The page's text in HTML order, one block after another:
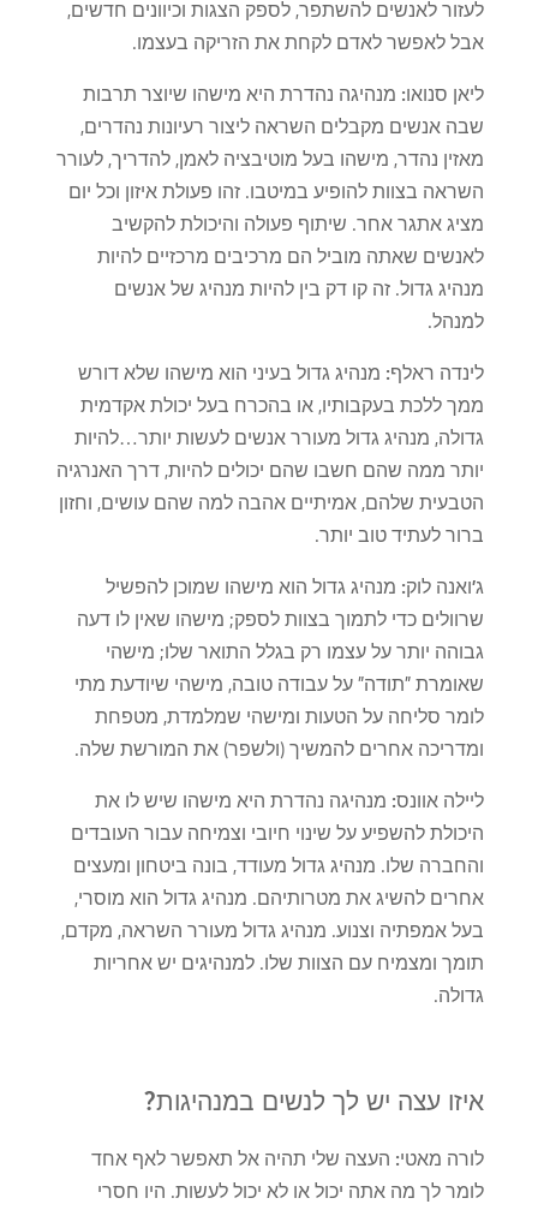
לעזור לאנשים להשתפר, לספק הצגות וכיוונים חדשים,
אבל לאפשר לאדם לקחת את הזריקה בעצמו.
ליאן סנואו: מנהיגה נהדרת היא מישהו שיוצר תרבות
שבה אנשים מקבלים השראה ליצור רעיונות נהדרים,
מאזין נהדר, מישהו בעל מוטיבציה לאמן, להדריך, לעורר
השראה בצוות להופיע במיטבו. זהו פעולת איזון וכל יום
מציג אתגר אחר. שיתוף פעולה והיכולת להקשיב
לאנשים שאתה מוביל הם מרכיבים מרכזיים להיות
מנהיג גדול. זה קו דק בין להיות מנהיג של אנשים
למנהל.
לינדה ראלף: מנהיג גדול בעיני הוא מישהו שלא דורש
ממך ללכת בעקבותיו, או בהכרח בעל יכולת אקדמית
גדולה, מנהיג גדול מעורר אנשים לעשות יותר…להיות
יותר ממה שהם חשבו שהם יכולים להיות, דרך האנרגיה
הטבעית שלהם, אמיתיים אהבה למה שהם עושים, וחזון
ברור לעתיד טוב יותר.
ג'ואנה לוק: מנהיג גדול הוא מישהו שמוכן להפשיל
שרוולים כדי לתמוך בצוות לספק; מישהו שאין לו דעה
גבוהה יותר על עצמו רק בגלל התואר שלו; מישהי
שאומרת "תודה" על עבודה טובה, מישהי שיודעת מתי
לומר סליחה על הטעות ומישהי שמלמדת, מטפחת
ומדריכה אחרים להמשיך (ולשפר) את המורשת שלה.
ליילה אוונס: מנהיגה נהדרת היא מישהו שיש לו את
היכולת להשפיע על שינוי חיובי וצמיחה עבור העובדים
והחברה שלו. מנהיג גדול מעודד, בונה ביטחון ומעצים
אחרים להשיג את מטרותיהם. מנהיג גדול הוא מוסרי,
בעל אמפתיה וצנוע. מנהיג גדול מעורר השראה, מקדם,
תומך ומצמיח עם הצוות שלו. למנהיגים יש אחריות
גדולה.
איזו עצה יש לך לנשים במנהיגות?
לורה מאטי: העצה שלי תהיה אל תאפשר לאף אחד
לומר לך מה אתה יכול או לא יכול לעשות. היו חסרי